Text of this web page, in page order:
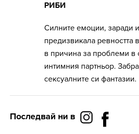
РИБИ
Силните емоции, заради
предизвикала ревността
в причина за проблеми в
интимния партньор.
сексуалните си фантазии.
Последвай ни в